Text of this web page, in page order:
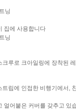
닝
집에 사용합니다
닝
크루로 크아일링에 장착된
립에 인접한 비행기에서,
얼어붙은 커버를 갖추고 있